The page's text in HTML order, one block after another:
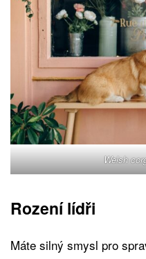
Welsh
Rození lídři
Máte silný smysl pro